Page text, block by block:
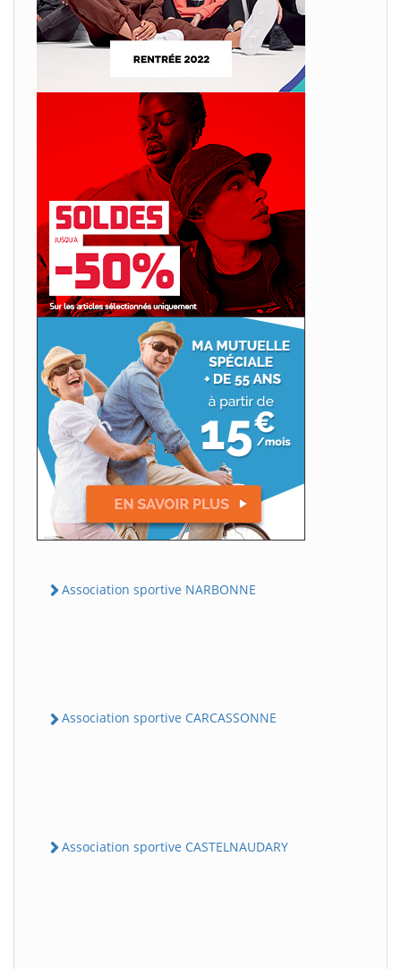
Association sportive NARBONNE
Association sportive CARCASSONNE
Association sportive CASTELNAUDARY